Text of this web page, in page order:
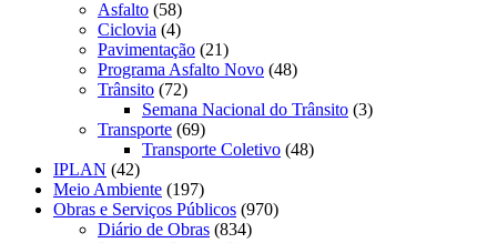
Asfalto (58)
Ciclovia (4)
Pavimentação (21)
Programa Asfalto Novo (48)
Trânsito (72)
Semana Nacional do Trânsito (3)
Transporte (69)
Transporte Coletivo (48)
IPLAN (42)
Meio Ambiente (197)
Obras e Serviços Públicos (970)
Diário de Obras (834)